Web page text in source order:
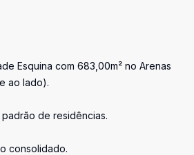
Esquina com 683,00m² no Arenas
ao lado).
de residências.
consolidado.